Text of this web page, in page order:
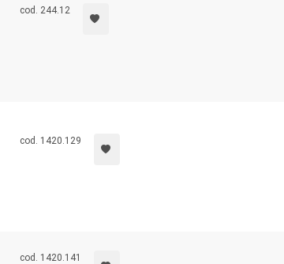
cod. 244.12
cod. 1420.129
cod. 1420.141